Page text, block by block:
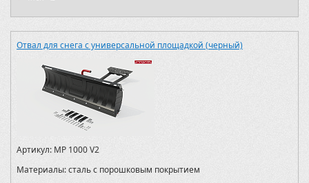
Отвал для снега с универсальной площадкой (черный)
Артикул: MP 1000 V2
Материалы:сталь с порошковым покрытием